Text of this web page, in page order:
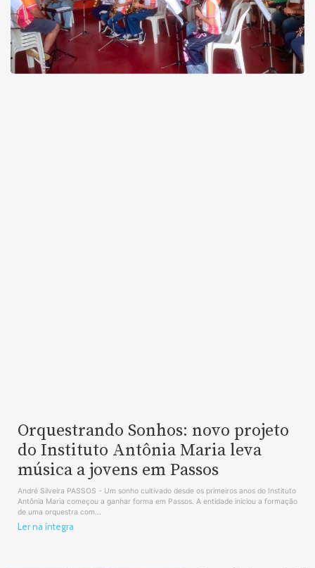
Orquestrando Sonhos: novo projeto
do Instituto Antônia Maria leva
música a jovens em Passos
André Silveira PASSOS - Um sonho cultivado desde os primeiros anos do Instituto
Antônia Maria começou a ganhar forma em Passos. A entidade iniciou a formação
de uma orquestra com...
Ler na íntegra